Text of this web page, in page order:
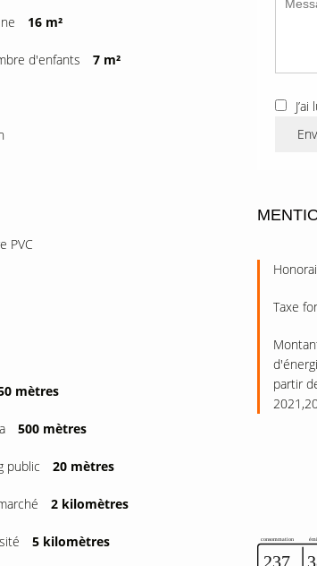
16 m²
d'enfants 7 m²
PVC
mètres
500 mètres
public 20 mètres
2 kilomètres
5 kilomètres
Taxe
partir